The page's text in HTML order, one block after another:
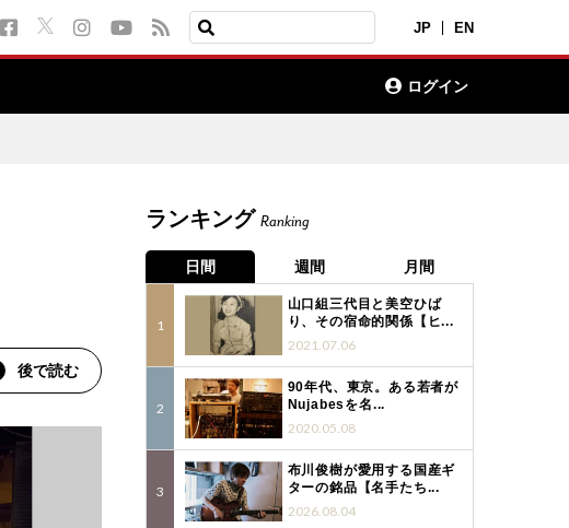
JP EN
ログイン
後で読む
ランキング Ranking
日間 週間 月間
山口組三代目と美空ひば
り、その宿命的関係【ヒ...
2021.07.06
90年代、東京。ある若者が
Nujabesを名...
2020.05.08
布川俊樹が愛用する国産ギ
ターの銘品【名手たち...
2026.08.04